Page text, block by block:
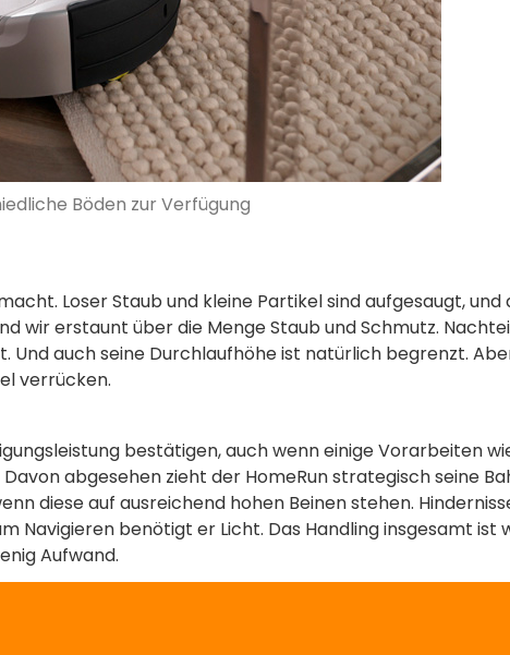
Böden zur Verfügung
Loser Staub und kleine Partikel sind aufgesaugt,
wir erstaunt über die Menge Staub und Schmutz.
Und auch seine Durchlaufhöhe ist natürlich begrenzt.
verrücken.
bestätigen, auch wenn einige Vorarbeiten
abgesehen zieht der HomeRun strategisch seine
diese auf ausreichend hohen Beinen stehen.
Navigieren benötigt er Licht. Das Handling insgesamt ist
Aufwand.